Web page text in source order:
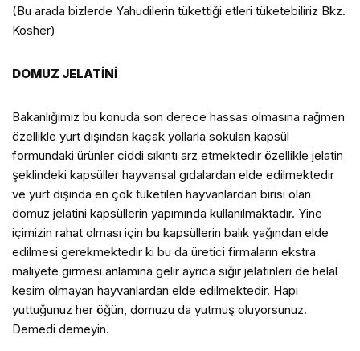
(Bu arada bizlerde Yahudilerin tükettiği etleri tüketebiliriz Bkz.
Kosher)
DOMUZ JELATİNİ
Bakanlığımız bu konuda son derece hassas olmasına rağmen
özellikle yurt dışından kaçak yollarla sokulan kapsül
formundaki ürünler ciddi sıkıntı arz etmektedir özellikle jelatin
şeklindeki kapsüller hayvansal gıdalardan elde edilmektedir
ve yurt dışında en çok tüketilen hayvanlardan birisi olan
domuz jelatini kapsüllerin yapımında kullanılmaktadır. Yine
içimizin rahat olması için bu kapsüllerin balık yağından elde
edilmesi gerekmektedir ki bu da üretici firmaların ekstra
maliyete girmesi anlamına gelir ayrıca sığır jelatinleri de helal
kesim olmayan hayvanlardan elde edilmektedir. Hapı
yuttuğunuz her öğün, domuzu da yutmuş oluyorsunuz.
Demedi demeyin.